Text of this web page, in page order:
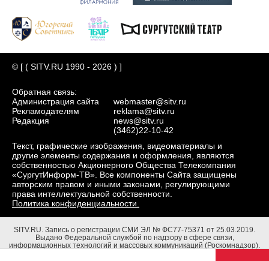
© [ ( SITV.RU 1990 - 2026 ) ]
Обратная связь:
Администрация сайта
Рекламодателям
Редакция
webmaster@sitv.ru
reklama@sitv.ru
news@sitv.ru
(3462)22-10-42
Текст, графические изображения, видеоматериалы и
другие элементы содержания и оформления, являются
собственностью Акционерного Общества Телекомпания
«СургутИнформ-ТВ». Все компоненты Сайта защищены
авторским правом и иными законами, регулирующими
права интеллектуальной собственности.
Политика конфиденциальности.
SITV.RU. Запись о регистрации СМИ ЭЛ № ФС77-75371 от 25.03.2019.
Выдано Федеральной службой по надзору в сфере связи,
информационных технологий и массовых коммуникаций (Роскомнадзор).